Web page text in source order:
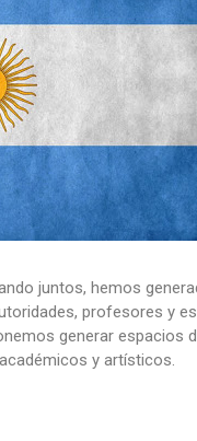
juntos, hemos
profesores y
generar
y artísticos.